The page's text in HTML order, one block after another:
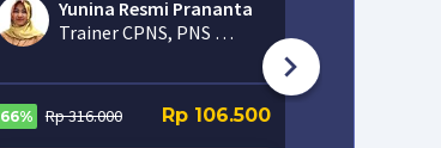
Yunina Resmi Prananta
Trainer CPNS, PNS
66% Rp 316.000 Rp 106.500